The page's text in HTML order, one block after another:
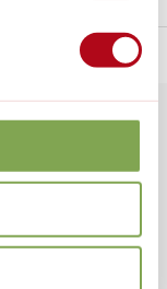
de tuinspecialist